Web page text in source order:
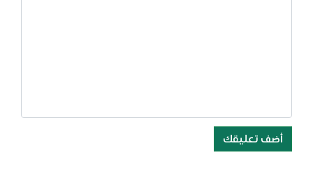
أضف تعليقك